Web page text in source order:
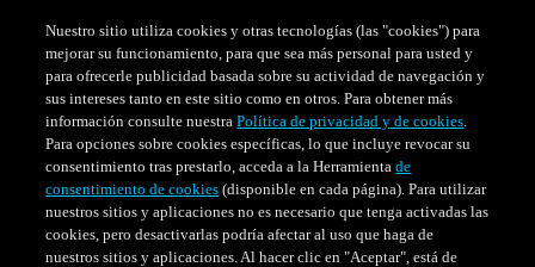
HORARIO EVENTOS ESPECIALES
Nuestro sitio utiliza cookies y otras tecnologías (las "cookies") para
mejorar su funcionamiento, para que sea más personal para usted y
para ofrecerle publicidad basada sobre su actividad de navegación y
sus intereses tanto en este sitio como en otros. Para obtener más
información consulte nuestraPolítica de privacidad y de cookies.
Para opciones sobre cookies específicas, lo que incluye revocar su
consentimiento tras prestarlo, acceda a la Herramientade
consentimiento de cookies (disponible en cada página). Para utilizar
nuestros sitios y aplicaciones no es necesario que tenga activadas las
cookies, pero desactivarlas podría afectar al uso que haga de
nuestros sitios y aplicaciones. Al hacer clic en "Aceptar", está de